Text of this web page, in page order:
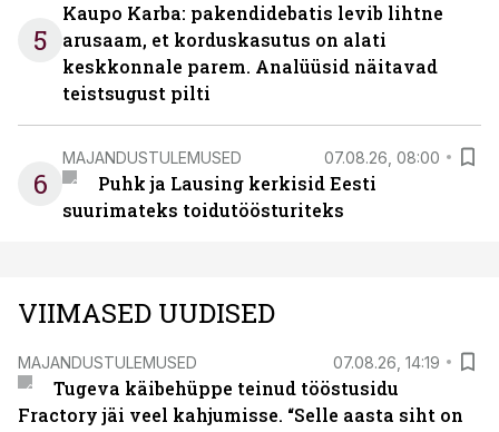
5
Kaupo Karba: pakendidebatis levib lihtne
arusaam, et korduskasutus on alati
keskkonnale parem. Analüüsid näitavad
teistsugust pilti
6
MAJANDUSTULEMUSED 07.08.26, 08:00
Puhk ja Lausing kerkisid Eesti
suurimateks toidutöösturiteks
VIIMASED UUDISED
MAJANDUSTULEMUSED 07.08.26, 14:19
Tugeva käibehüppe teinud tööstusidu
Fractory jäi veel kahjumisse. “Selle aasta siht on